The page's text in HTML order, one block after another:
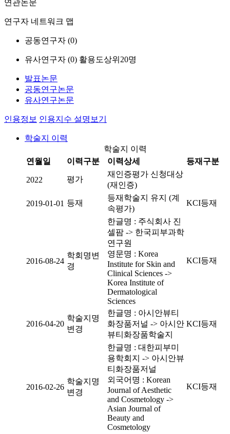
연관논문
연구자 네트워크 맵
공동연구자 (0)
유사연구자 (0) 활용도상위20명
발표논문
공동연구논문
유사연구논문
인용정보 인용지수 설명보기
학술지 이력
학술지 이력
연월일
이력구분 이력상세 등재구분
2022 평가
재인증평가 신청대상
(재인증)
2019-01-01 등재
등재학술지 유지 (계
속평가)
KCI등재
2016-08-24
학회명변
경
한글명 : 주식회사 진
셀팜 -> 한국피부과학
연구원
영문명 : Korea
Institute for Skin and
Clinical Sciences ->
Korea Institute of
Dermatological
Sciences
KCI등재
2016-04-20
학술지명
변경
한글명 : 아시안뷰티
화장품저널 -> 아시안
뷰티화장품학술지
KCI등재
2016-02-26
학술지명
변경
한글명 : 대한피부미
용학회지 -> 아시안뷰
티화장품저널
외국어명 : Korean
Journal of Aesthetic
and Cosmetology ->
Asian Journal of
Beauty and
Cosmetology
KCI등재